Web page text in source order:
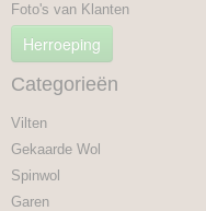
Foto's van Klanten
Herroeping
Categorieën
Vilten
Gekaarde Wol
Spinwol
Garen